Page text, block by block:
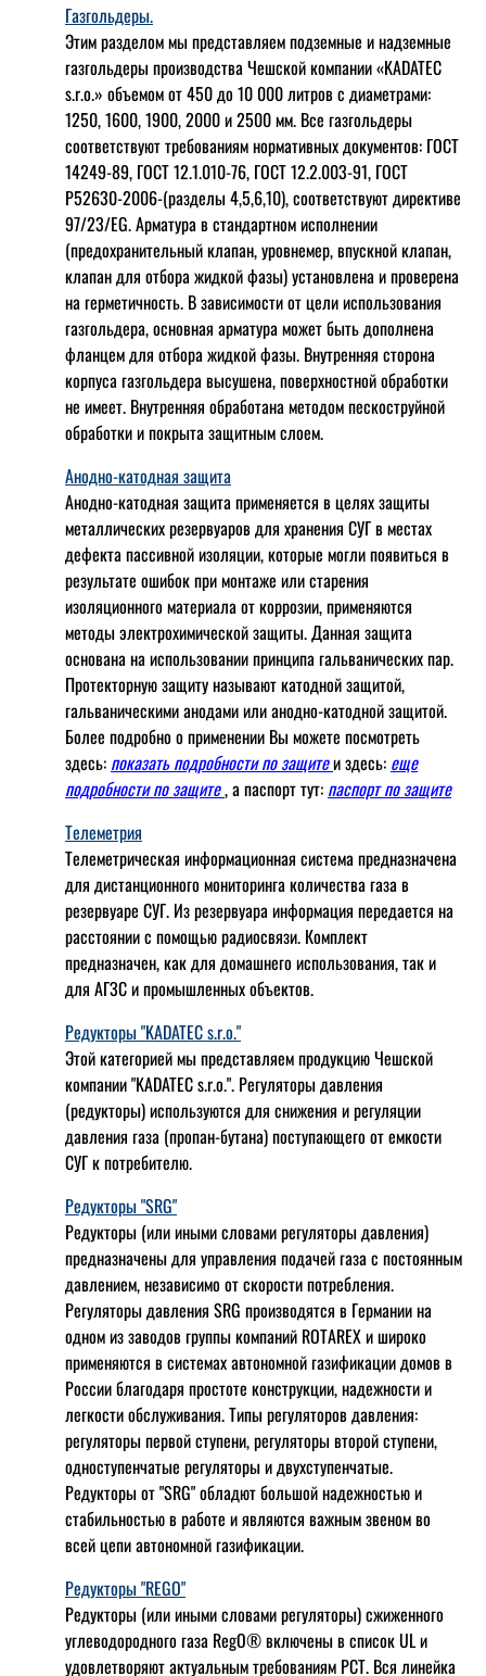
Газгольдеры.
Этим разделом мы представляем подземные и надземные
газгольдеры производства Чешской компании «KADATEC
s.r.o.» объемом от 450 до 10 000 литров с диаметрами:
1250, 1600, 1900, 2000 и 2500 мм. Все газгольдеры
соответствуют требованиям нормативных документов: ГОСТ
14249-89, ГОСТ 12.1.010-76, ГОСТ 12.2.003-91, ГОСТ
Р52630-2006-(разделы 4,5,6,10), соответствуют директиве
97/23/EG. Арматура в стандартном исполнении
(предохранительный клапан, уровнемер, впускной клапан,
клапан для отбора жидкой фазы) установлена и проверена
на герметичность. В зависимости от цели использования
газгольдера, основная арматура может быть дополнена
фланцем для отбора жидкой фазы. Внутренняя сторона
корпуса газгольдера высушена, поверхностной обработки
не имеет. Внутренняя обработана методом пескоструйной
обработки и покрыта защитным слоем.
Анодно-катодная защита
Анодно-катодная защита применяется в целях защиты
металлических резервуаров для хранения СУГ в местах
дефекта пассивной изоляции, которые могли появиться в
результате ошибок при монтаже или старения
изоляционного материала от коррозии, применяются
методы электрохимической защиты. Данная защита
основана на использовании принципа гальванических пар.
Протекторную защиту называют катодной защитой,
гальваническими анодами или анодно-катодной защитой.
Более подробно о применении Вы можете посмотреть
здесь: показать подробности по защитеи здесь: еще
подробности по защите, а паспорт тут: паспорт по защите
Телеметрия
Телеметрическая информационная система предназначена
для дистанционного мониторинга количества газа в
резервуаре СУГ. Из резервуара информация передается на
расстоянии с помощью радиосвязи. Комплект
предназначен, как для домашнего использования, так и
для АГЗС и промышленных объектов.
Редукторы "KADATEC s.r.o."
Этой категорией мы представляем продукцию Чешской
компании "KADATEC s.r.o.". Регуляторы давления
(редукторы) используются для снижения и регуляции
давления газа (пропан-бутана) поступающего от емкости
СУГ к потребителю.
Редукторы "SRG"
Редукторы (или иными словами регуляторы давления)
предназначены для управления подачей газа с постоянным
давлением, независимо от скорости потребления.
Регуляторы давления SRG производятся в Германии на
одном из заводов группы компаний ROTAREX и широко
применяются в системах автономной газификации домов в
России благодаря простоте конструкции, надежности и
легкости обслуживания. Типы регуляторов давления:
регуляторы первой ступени, регуляторы второй ступени,
одноступенчатые регуляторы и двухступенчатые.
Редукторы от "SRG" обладют большой надежностью и
стабильностью в работе и являются важным звеном во
всей цепи автономной газификации.
Редукторы "REGO"
Редукторы (или иными словами регуляторы) сжиженного
углеводородного газа RegO® включены в список UL и
удовлетворяют актуальным требованиям РСТ. Вся линейка